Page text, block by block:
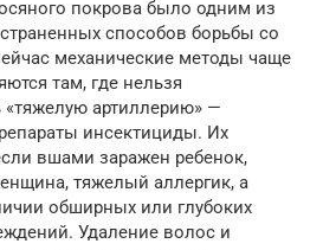
покрова было одним из
способов борьбы со
механические методы чаще
там, где нельзя
«тяжелую артиллерию» —
инсектициды. Их
вшами заражен ребенок,
тяжелый аллергик, а
обширных или глубоких
Удаление волос и